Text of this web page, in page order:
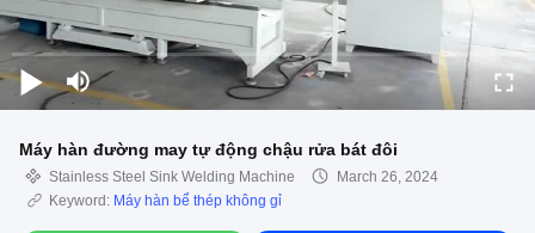
Máy hàn đường may tự động chậu rửa bát đôi
Stainless Steel Sink Welding Machine
March 26, 2024
Keyword: Máy hàn bể thép không gỉ